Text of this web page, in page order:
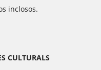
inclosos.
CULTURALS